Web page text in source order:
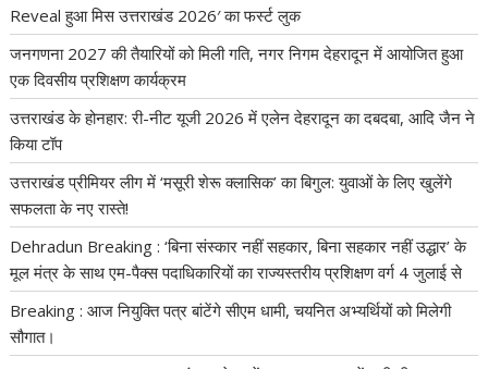
Reveal हुआ मिस उत्तराखंड 2026′ का फर्स्ट लुक
जनगणना 2027 की तैयारियों को मिली गति, नगर निगम देहरादून में आयोजित हुआ
एक दिवसीय प्रशिक्षण कार्यक्रम
उत्तराखंड के होनहार: री-नीट यूजी 2026 में एलेन देहरादून का दबदबा, आदि जैन ने
किया टॉप
उत्तराखंड प्रीमियर लीग में ‘मसूरी शेरू क्लासिक’ का बिगुल: युवाओं के लिए खुलेंगे
सफलता के नए रास्ते!
Dehradun Breaking : ‘बिना संस्कार नहीं सहकार, बिना सहकार नहीं उद्धार’ के
मूल मंत्र के साथ एम-पैक्स पदाधिकारियों का राज्यस्तरीय प्रशिक्षण वर्ग 4 जुलाई से
Breaking : आज नियुक्ति पत्र बांटेंगे सीएम धामी, चयनित अभ्यर्थियों को मिलेगी
सौगात।